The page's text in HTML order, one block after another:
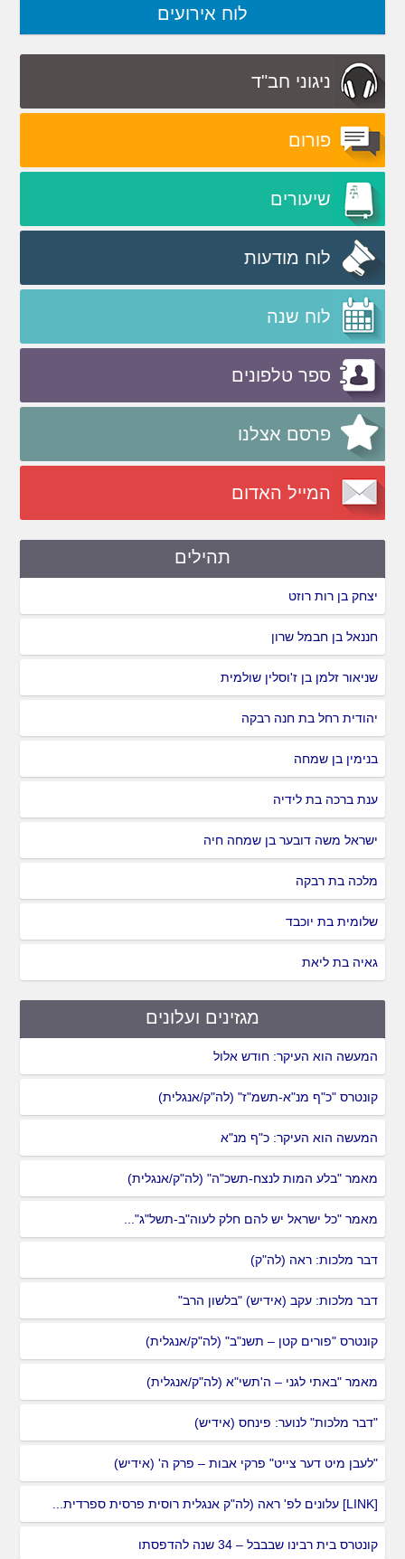
לוח אירועים
ניגוני חב"ד
פורום
שיעורים
לוח מודעות
לוח שנה
ספר טלפונים
פרסם אצלנו
המייל האדום
תהילים
יצחק בן רות רוזט
חננאל בן חבמל שרון
שניאור זלמן בן ז'וסלין שולמית
יהודית רחל בת חנה רבקה
בנימין בן שמחה
ענת ברכה בת לידיה
ישראל משה דובער בן שמחה חיה
מלכה בת רבקה
שלומית בת יוכבד
גאיה בת ליאת
מגזינים ועלונים
המעשה הוא העיקר: חודש אלול
קונטרס "כ"ף מנ"א-תשמ"ז" (לה"ק/אנגלית)
המעשה הוא העיקר: כ"ף מנ"א
מאמר "בלע המות לנצח-תשכ"ה" (לה"ק/אנגלית)
מאמר "כל ישראל יש להם חלק לעוה"ב-תשל"ג"...
דבר מלכות: ראה (לה"ק)
דבר מלכות: עקב (אידיש) "בלשון הרב"
קונטרס "פורים קטן – תשנ"ב" (לה"ק/אנגלית)
מאמר "באתי לגני – ה'תשי"א (לה"ק/אנגלית)
"דבר מלכות" לנוער: פינחס (אידיש)
"לעבן מיט דער צייט" פרקי אבות – פרק ה' (אידיש)
[LINK] עלונים לפ' ראה (לה"ק אנגלית רוסית פרסית ספרדית...
קונטרס בית רבינו שבבבל – 34 שנה להדפסתו